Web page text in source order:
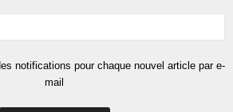
notifications pour chaque nouvel article par e-
mail